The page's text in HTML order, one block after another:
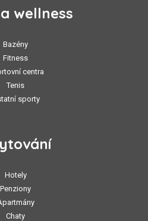
wellness
Bazény
Fitness
centra
Tenis
sporty
Hotely
Penziony
Chaty